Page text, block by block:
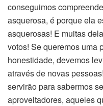
conseguimos
asquerosa, é porque ela
asquerosas! E muitas
votos! Se queremos uma
honestidade, devemos
através de novas
servirão para sabermos
aproveitadores, aqueles